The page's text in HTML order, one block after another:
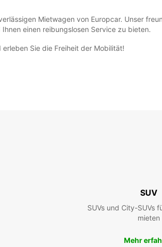
Mietwagen von Europcar. Unser
einen reibungslosen Service zu bieten.
Sie die Freiheit der Mobilität!
SUV
SUVs und City-SUVs
mieten
Mehr